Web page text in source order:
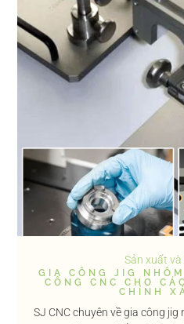
Sản xuất và
GIA CÔNG JIG
CÔNG CNC CHO
CHÍNH
SJ CNC chuyên về gia công